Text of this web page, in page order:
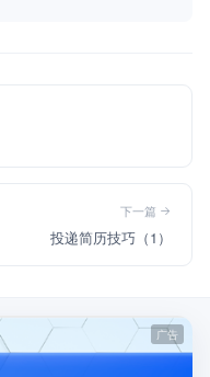
下一篇
投递简历技巧（1）